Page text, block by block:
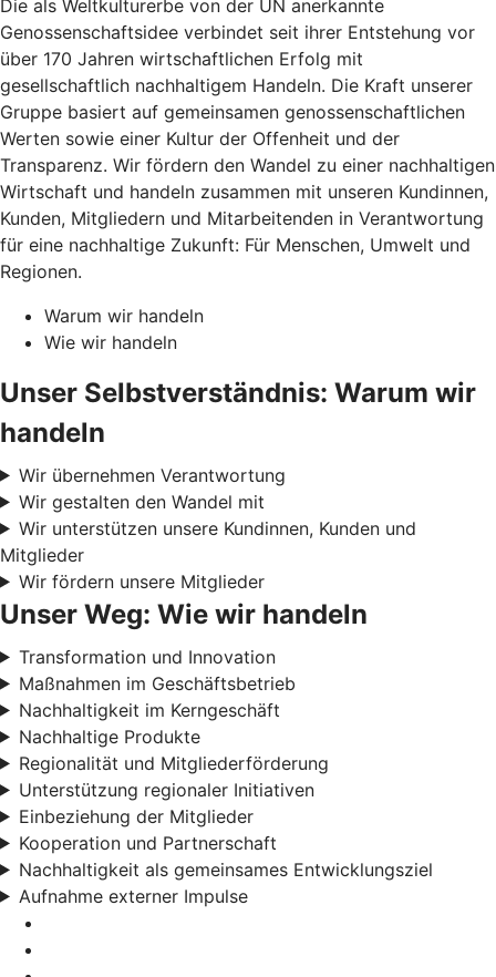
Die als Weltkulturerbe von der UN anerkannte
Genossenschaftsidee verbindet seit ihrer Entstehung vor
über 170 Jahren wirtschaftlichen Erfolg mit
gesellschaftlich nachhaltigem Handeln. Die Kraft unserer
Gruppe basiert auf gemeinsamen genossenschaftlichen
Werten sowie einer Kultur der Offenheit und der
Transparenz. Wir fördern den Wandel zu einer nachhaltigen
Wirtschaft und handeln zusammen mit unseren Kundinnen,
Kunden, Mitgliedern und Mitarbeitenden in Verantwortung
für eine nachhaltige Zukunft: Für Menschen, Umwelt und
Regionen.
Warum wir handeln
Wie wir handeln
Unser Selbstverständnis: Warum wir
handeln
Wir übernehmen Verantwortung
Wir gestalten den Wandel mit
Wir unterstützen unsere Kundinnen, Kunden und
Mitglieder
Wir fördern unsere Mitglieder
Unser Weg: Wie wir handeln
Transformation und Innovation
Maßnahmen im Geschäftsbetrieb
Nachhaltigkeit im Kerngeschäft
Nachhaltige Produkte
Regionalität und Mitgliederförderung
Unterstützung regionaler Initiativen
Einbeziehung der Mitglieder
Kooperation und Partnerschaft
Nachhaltigkeit als gemeinsames Entwicklungsziel
Aufnahme externer Impulse